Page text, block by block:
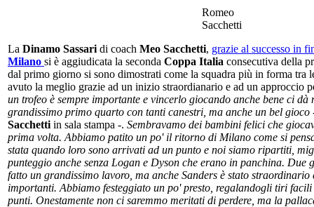
Romeo
Sacchetti
La Dinamo Sassari di coach Meo Sacchetti, grazie al successo in
Milano si è aggiudicata la seconda Coppa Italia consecutiva della
dal primo giorno si sono dimostrati come la squadra più in forma tra
avuto la meglio grazie ad un inizio straordianario e ad un approccio
un trofeo è sempre importante e vincerlo giocando anche bene ci dà
grandissimo primo quarto con tanti canestri, ma anche un bel gioco
Sacchetti in sala stampa -. Sembravamo dei bambini felici che
prima volta. Abbiamo patito un po' il ritorno di Milano come si
stata quando loro sono arrivati ad un punto e noi siamo ripartiti,
punteggio anche senza Logan e Dyson che erano in panchina. Due
fatto un grandissimo lavoro, ma anche Sanders è stato
importanti. Abbiamo festeggiato un po' presto, regalandogli tiri
punti. Onestamente non ci saremmo meritati di perdere, ma la